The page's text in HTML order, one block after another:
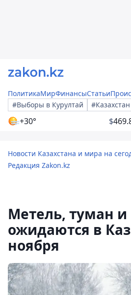
ПолитикаМирФинансыСтатьи
#Выборы в Курултай
+30° $
Новости Казахстана и мира на
Редакция Zakon.kz
Метель, туман и
ожидаются в
ноября